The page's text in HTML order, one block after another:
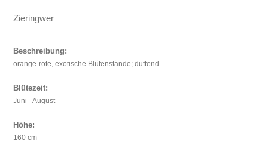
Zieringwer
Beschreibung:
orange-rote, exotische Blütenstände; duftend
Blütezeit:
Juni - August
Höhe:
160 cm